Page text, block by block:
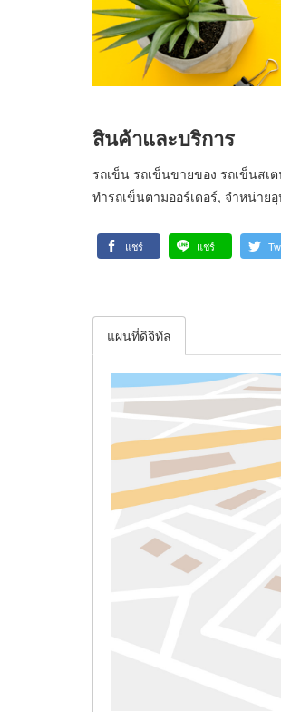
สินค้าและบริการ
รถเข็น รถเข็นขายของ รถเข็นสเ
ทำรถเข็นตามออร์เดอร์, จำหน่าย
แชร์ แชร์
แผนที่ดิจิทัล